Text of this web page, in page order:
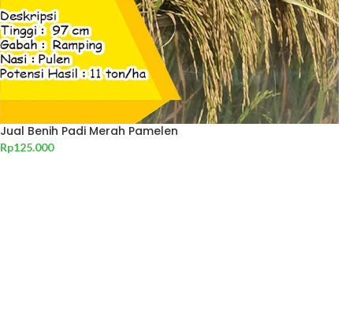
Jual Benih Padi Merah Pamelen
Rp125.000